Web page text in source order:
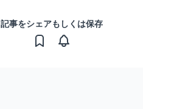
記事をシェアもしくは保存